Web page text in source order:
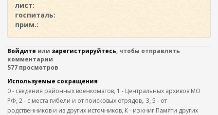
лист:
госпиталь:
прим.:
Войдите или зарегистрируйтесь, чтобы отправлять
комментарии
577 просмотров
Используемые сокращения
0 - сведения районных военкоматов, 1 - Центральных архивов МО
РФ, 2 - с места гибели и от поисковых отрядов,. 3, 5 - от
родственников и из других источников, К - из книг Памяти других